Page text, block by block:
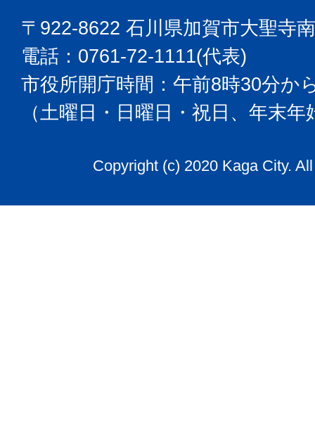
〒922-8622 石川県加賀市大聖寺
電話：0761-72-1111(代表)
市役所開庁時間：午前8時30分か
（土曜日・日曜日・祝日、年末
Copyright (c) 2020 Kaga City.